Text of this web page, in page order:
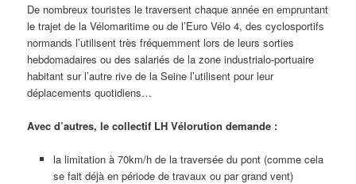
De nombreux touristes le traversent chaque année en empruntant
le trajet de la Vélomaritime ou de l’Euro Vélo 4, des cyclosportifs
normands l’utilisent très fréquemment lors de leurs sorties
hebdomadaires ou des salariés de la zone industrialo-portuaire
habitant sur l’autre rive de la Seine l’utilisent pour leur
déplacements quotidiens…
Avec d’autres, le collectif LH Vélorution demande :
la limitation à 70km/h de la traversée du pont (comme cela
se fait déjà en période de travaux ou par grand vent)